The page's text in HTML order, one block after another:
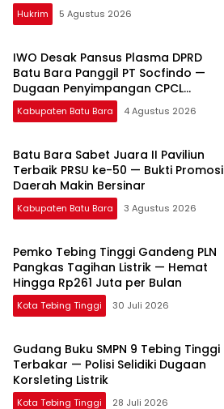
Hukrim 5 Agustus 2026
IWO Desak Pansus Plasma DPRD
Batu Bara Panggil PT Socfindo —
Dugaan Penyimpangan CPCL
Mengemuka
Kabupaten Batu Bara 4 Agustus 2026
Batu Bara Sabet Juara II Paviliun
Terbaik PRSU ke-50 — Bukti Promosi
Daerah Makin Bersinar
Kabupaten Batu Bara 3 Agustus 2026
Pemko Tebing Tinggi Gandeng PLN
Pangkas Tagihan Listrik — Hemat
Hingga Rp261 Juta per Bulan
Kota Tebing Tinggi 30 Juli 2026
Gudang Buku SMPN 9 Tebing Tinggi
Terbakar — Polisi Selidiki Dugaan
Korsleting Listrik
Kota Tebing Tinggi 28 Juli 2026